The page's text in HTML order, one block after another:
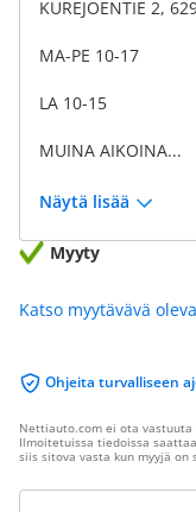
KUREJOENTIE 2,
MA-PE 10-17
LA 10-15
MUINA AIKOINA...
Näytä lisää
Myyty
Katso myytävävä
Ohjeita turvalliseen
Nettiauto.com ei ota
Ilmoitetuissa tiedoissa
siis sitova vasta kun myyjä on